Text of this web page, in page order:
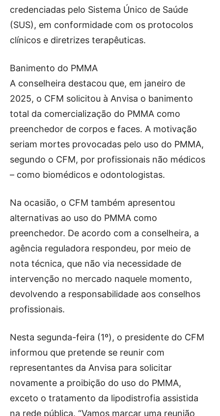
credenciadas pelo Sistema Único de Saúde
(SUS), em conformidade com os protocolos
clínicos e diretrizes terapêuticas.
Banimento do PMMA
A conselheira destacou que, em janeiro de
2025, o CFM solicitou à Anvisa o banimento
total da comercialização do PMMA como
preenchedor de corpos e faces. A motivação
seriam mortes provocadas pelo uso do PMMA,
segundo o CFM, por profissionais não médicos
– como biomédicos e odontologistas.
Na ocasião, o CFM também apresentou
alternativas ao uso do PMMA como
preenchedor. De acordo com a conselheira, a
agência reguladora respondeu, por meio de
nota técnica, que não via necessidade de
intervenção no mercado naquele momento,
devolvendo a responsabilidade aos conselhos
profissionais.
Nesta segunda-feira (1º), o presidente do CFM
informou que pretende se reunir com
representantes da Anvisa para solicitar
novamente a proibição do uso do PMMA,
exceto o tratamento da lipodistrofia assistida
na rede pública. “Vamos marcar uma reunião